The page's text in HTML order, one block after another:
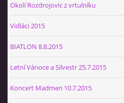
Okolí Rozdrojovic z vrtulníku
Vidláci 2015
BIATLON 8.8.2015
Letní Vánoce a Silvestr 25.7.2015
Koncert Madmen 10.7.2015